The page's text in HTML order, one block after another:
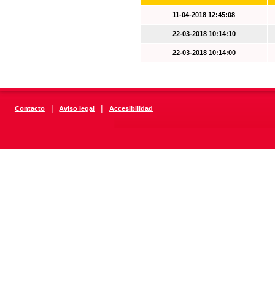
11-04-2018 12:45:08
22-03-2018 10:14:10
22-03-2018 10:14:00
Contacto | Aviso legal | Accesibilidad